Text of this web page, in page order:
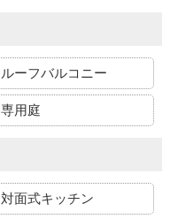
ルーフバルコニー
専用庭
対面式キッチン